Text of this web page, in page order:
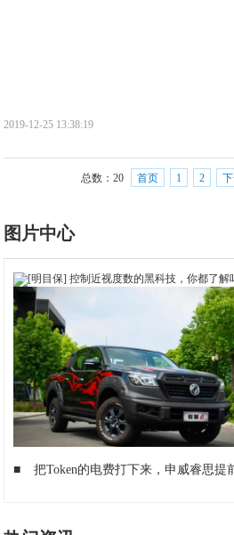
2019-12-25 13:38:19
总数： 20 首页 1 2
图片中心
■ 把Token的电费打下来，申威睿思提